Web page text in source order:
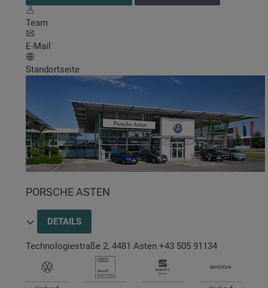
Team
E-Mail
Standortseite
PORSCHE ASTEN
DETAILS
Technologiestraße 2, 4481 Asten +43 505 91134